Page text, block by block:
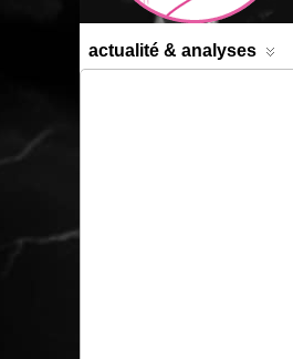
actualité & analyses